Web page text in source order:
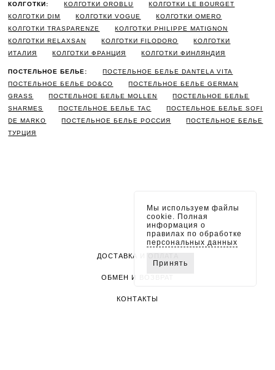
КОЛГОТКИ: КОЛГОТКИ OROBLU
КОЛГОТКИ LE BOURGET
КОЛГОТКИ DIM
КОЛГОТКИ VOGUE
КОЛГОТКИ OMERO
КОЛГОТКИ TRASPARENZE
КОЛГОТКИ PHILIPPE MATIGNON
КОЛГОТКИ RELAXSAN
КОЛГОТКИ FILODORO
КОЛГОТКИ
ИТАЛИЯ
КОЛГОТКИ ФРАНЦИЯ КОЛГОТКИ ФИНЛЯНДИЯ
ПОСТЕЛЬНОЕ БЕЛЬЕ:
ПОСТЕЛЬНОЕ БЕЛЬЕ DANTELA VITA
ПОСТЕЛЬНОЕ БЕЛЬЕ DO&CO
ПОСТЕЛЬНОЕ БЕЛЬЕ GERMAN
GRASS
ПОСТЕЛЬНОЕ БЕЛЬЕ MOLLEN
ПОСТЕЛЬНОЕ БЕЛЬЕ
SHARMES
ПОСТЕЛЬНОЕ БЕЛЬЕ TAC
ПОСТЕЛЬНОЕ БЕЛЬЕ SOFI
DE MARKO
ПОСТЕЛЬНОЕ БЕЛЬЕ РОССИЯ
ПОСТЕЛЬНОЕ БЕЛЬЕ
ТУРЦИЯ
ДОСТАВКА И ОПЛАТА
ОБМЕН И ВОЗВРАТ
КОНТАКТЫ
Мы используем файлы
cookie. Полная
информация о
правилах по обработке
персональных данных
Принять